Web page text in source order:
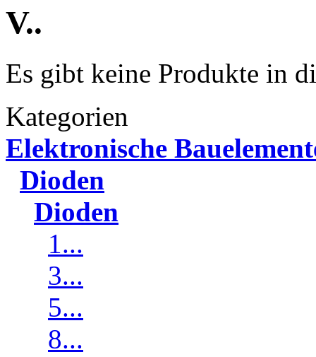
V..
Es gibt keine Produkte in
Kategorien
Elektronische
Dioden
Dioden
1...
3...
5...
8...